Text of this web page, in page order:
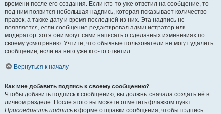
времени после его создания. Если кто-то уже ответил на сообщение, то
под ним появится небольшая надпись, которая показывает количество
правок, а также дату и время последней из них. Эта надпись не
появляется, если сообщение редактировал администратор или
модератор, хотя они могут сами написать о сделанных изменениях по
своему усмотрению. Учтите, что обычные пользователи не могут удалить
сообщение, если на него уже кто-то ответил.
Вернуться к началу
Как мне добавить подпись к своему сообщению?
Чтобы добавить подпись к сообщению, вы должны сначала создать её в
личном разделе. После этого вы можете отметить флажком пункт
Присоединить подпись в форме отправки сообщения, чтобы подпись